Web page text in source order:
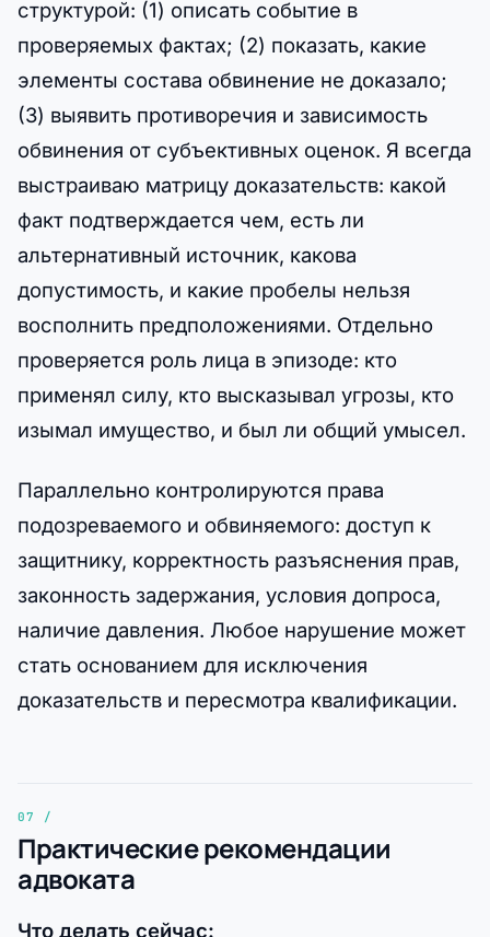
структурой: (1) описать событие в
проверяемых фактах; (2) показать, какие
элементы состава обвинение не доказало;
(3) выявить противоречия и зависимость
обвинения от субъективных оценок. Я всегда
выстраиваю матрицу доказательств: какой
факт подтверждается чем, есть ли
альтернативный источник, какова
допустимость, и какие пробелы нельзя
восполнить предположениями. Отдельно
проверяется роль лица в эпизоде: кто
применял силу, кто высказывал угрозы, кто
изымал имущество, и был ли общий умысел.
Параллельно контролируются права
подозреваемого и обвиняемого: доступ к
защитнику, корректность разъяснения прав,
законность задержания, условия допроса,
наличие давления. Любое нарушение может
стать основанием для исключения
доказательств и пересмотра квалификации.
Практические рекомендации
адвоката
Что делать сейчас: